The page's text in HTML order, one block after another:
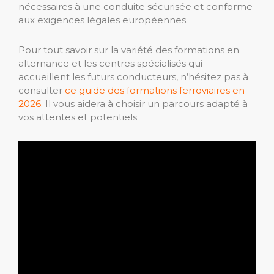
nécessaires à une conduite sécurisée et conforme
aux exigences légales européennes.
Pour tout savoir sur la variété des formations en
alternance et les centres spécialisés qui
accueillent les futurs conducteurs, n’hésitez pas à
consulter ce guide des formations ferroviaires en
2026. Il vous aidera à choisir un parcours adapté à
vos attentes et potentiels.